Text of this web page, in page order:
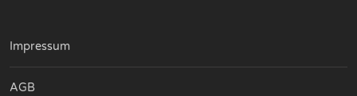
Impressum
AGB